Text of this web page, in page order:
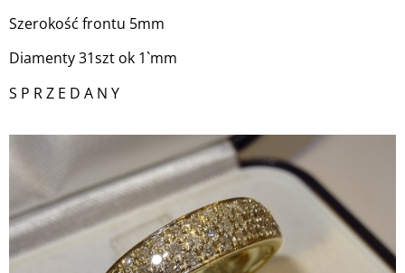
Szerokość frontu 5mm
Diamenty 31szt ok 1`mm
S P R Z E D A N Y